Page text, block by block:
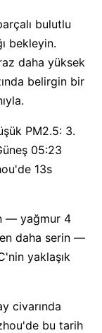
bulutlu
bekleyin.
daha yüksek
belirgin bir
PM2.5: 3.
05:23
13s
— yağmur 4
daha serin —
yaklaşık
civarında
bu tarih